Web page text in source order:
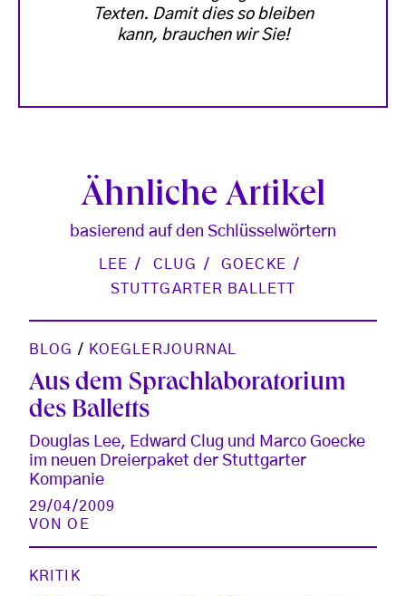
Texten. Damit dies so bleiben
kann, brauchen wir Sie!
Ähnliche Artikel
basierend auf den Schlüsselwörtern
LEE CLUG
GOECKE
STUTTGARTER BALLETT
BLOG / KOEGLERJOURNAL
Aus dem Sprachlaboratorium
des Balletts
Douglas Lee, Edward Clug und Marco Goecke
im neuen Dreierpaket der Stuttgarter
Kompanie
29/04/2009
VONOE
KRITIK